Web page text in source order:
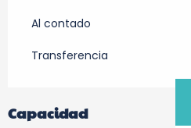
Al contado
Transferencia
Capacidad